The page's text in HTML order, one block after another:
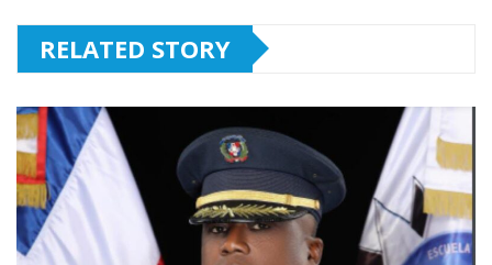
RELATED STORY